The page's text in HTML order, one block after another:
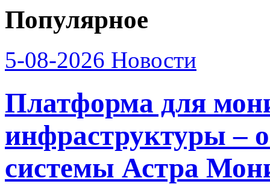
Популярное
5-08-2026 Новости
Платформа для
инфраструктуры –
системы Астра